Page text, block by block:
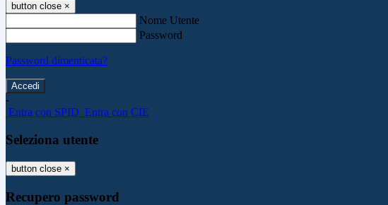
button close ×
Nome Utente
Password
Password dimenticata?
-
Entra con SPID Entra con CIE
Seleziona utente
button close ×
Recupero password